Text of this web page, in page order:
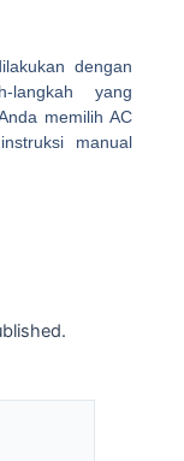
dengan
langkah yang
memilih AC
manual